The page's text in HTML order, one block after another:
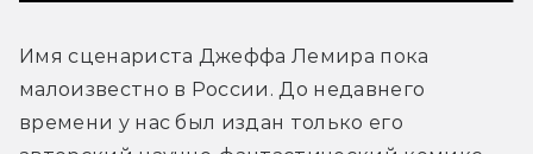
Имя сценариста Джеффа Лемира пока
малоизвестно в России. До недавнего
времени у нас был издан только его